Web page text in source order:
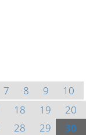
7 8 9
10
18 19
20
28 29
30